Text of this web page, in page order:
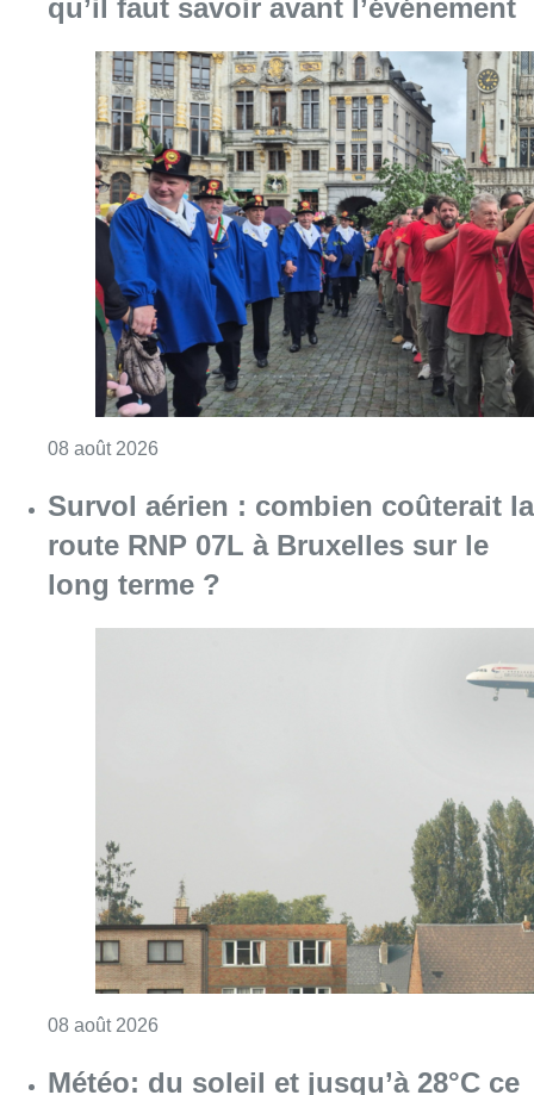
08 août 2026Consulter l'article "718e plantation du
Survol aérien : combien coûterait la
route RNP 07L à Bruxelles sur le
long terme ?
Consulter l'article "Survol aérien : combien
samedi, l’avertissement jaune à la
chaleur activé